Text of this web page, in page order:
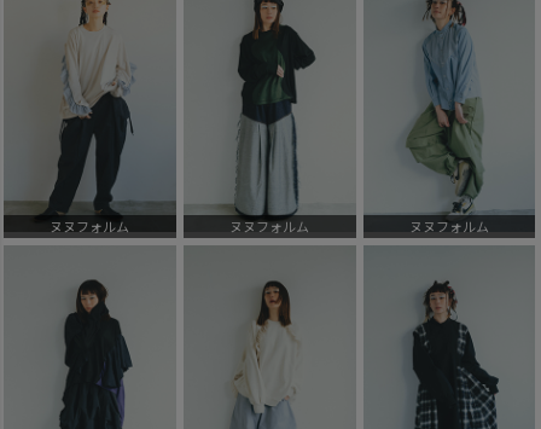
ヌヌフォルム ヌヌフォルム ヌヌフォルム